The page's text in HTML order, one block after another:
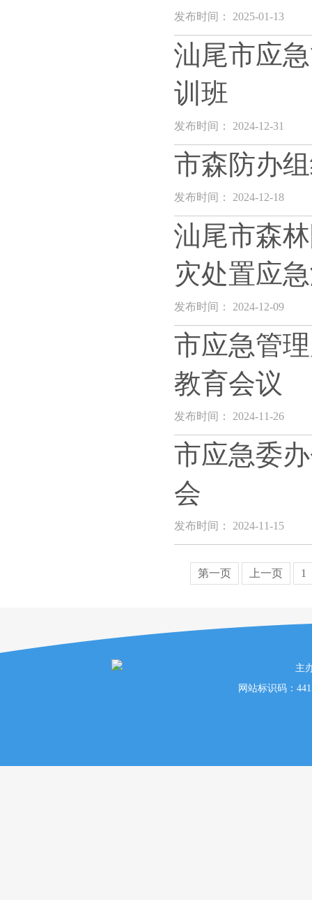
发布时间： 2025-01-13
汕尾市应
训班
发布时间： 2024-12-31
市森防办
发布时间： 2024-12-18
汕尾市森
灾处置应
发布时间： 2024-12-09
市应急管
教育会议
发布时间： 2024-11-26
市应急委
会
发布时间： 2024-11-15
第一页 上一页 1
主
网站标识码：